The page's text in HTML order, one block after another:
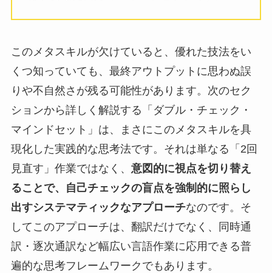
このメタスキルが欠けていると、優れた技法をい
くつ知っていても、最終アウトプットに思わぬ誤
りや不自然さが残る可能性があります。次のセク
ションから詳しく解説する「ダブル・チェック・
マインドセット」は、まさにこのメタスキルを具
現化した実践的な思考法です。それは単なる「2回
見直す」作業ではなく、 意図的に視点を切り替え
ることで、自己チェックの盲点を強制的に照らし
出すシステマティックなアプローチなのです。そ
してこのアプローチは、翻訳だけでなく、同時通
訳・逐次通訳など幅広い言語作業に応用できる普
遍的な思考フレームワークでもあります。